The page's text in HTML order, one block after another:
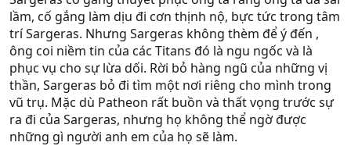
lầm, cố gắng làm dịu đi cơn thịnh nộ, bực tức trong tâm
trí Sargeras. Nhưng Sargeras không thèm để ý đến ,
ông coi niềm tin của các Titans đó là ngu ngốc và là
phục vụ cho sự lừa dối. Rời bỏ hàng ngũ của những vị
thần, Sargeras bỏ đi tìm một nơi riêng cho mình trong
vũ trụ. Mặc dù Patheon rất buồn và thất vọng trước sự
ra đi của Sargeras, nhưng họ không thể ngờ được
những gì người anh em của họ sẽ làm.